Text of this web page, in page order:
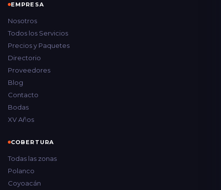
EMPRESA
Nosotros
Todos los Servicios
Precios y Paquetes
Directorio
Proveedores
Blog
Contacto
Bodas
XV Años
COBERTURA
Todas las zonas
Polanco
Coyoacán